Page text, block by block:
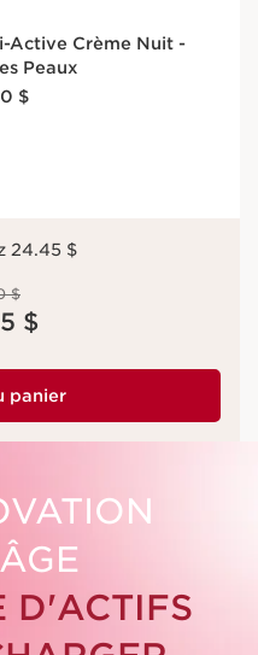
Active Crème Nuit -
Peaux
$
24.45 $
$
$
panier
D'ACTIFS